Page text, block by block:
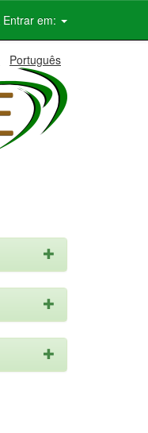
Entrar em:
Português